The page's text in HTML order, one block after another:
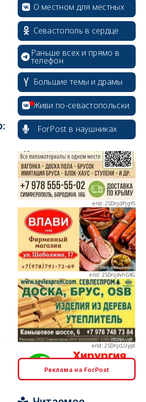
О местном для местных
Севастополь в сердце
Раньше всех и прямо в
телефон
Большие темы и драмы
Живи по-севастопольски
ForPost в наушниках
erid: 2SDnjcrDNw6
erid: 2SDnjdPjgYS
erid: 2SDnjdvhGXG
erid: 2SDnjcLUypt
erid: 2SDnjcrDNw6
Реклама на ForPost